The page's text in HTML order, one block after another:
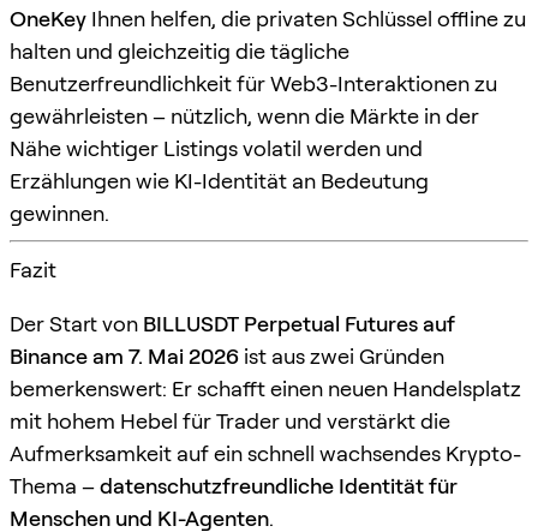
OneKey Ihnen helfen, die privaten Schlüssel offline zu
halten und gleichzeitig die tägliche
Benutzerfreundlichkeit für Web3-Interaktionen zu
gewährleisten – nützlich, wenn die Märkte in der
Nähe wichtiger Listings volatil werden und
Erzählungen wie KI-Identität an Bedeutung
gewinnen.
Fazit
Der Start von BILLUSDT Perpetual Futures auf
Binance am 7. Mai 2026 ist aus zwei Gründen
bemerkenswert: Er schafft einen neuen Handelsplatz
mit hohem Hebel für Trader und verstärkt die
Aufmerksamkeit auf ein schnell wachsendes Krypto-
Thema –datenschutzfreundliche Identität für
Menschen und KI-Agenten.